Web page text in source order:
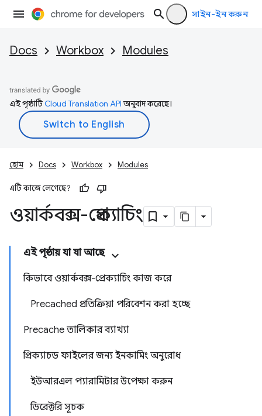
সাইন-ইন করুন
Docs Workbox Modules
এই পৃষ্ঠাটিCloud Translation APIঅনুবাদ করেছে।
হোম Docs Workbox Modules
এটি কাজে লেগেছে?
ওয়ার্কবক্স-প্রেক্যাচিং
এই পৃষ্ঠায় যা যা আছে
কিভাবে ওয়ার্কবক্স-প্রেক্যাচিং কাজ করে
Precached প্রতিক্রিয়া পরিবেশন করা হচ্ছে
Precache তালিকার ব্যাখ্যা
প্রিক্যাচড ফাইলের জন্য ইনকামিং অনুরোধ
ইউআরএল প্যারামিটার উপেক্ষা করুন
ডিরেক্টরি সূচক